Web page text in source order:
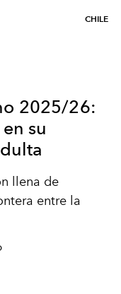
CHILE
2025/26:
su
llena de
entre la